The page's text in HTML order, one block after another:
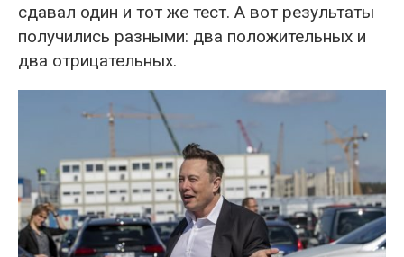
сдавал один и тот же тест. А вот результаты
получились разными: два положительных и
два отрицательных.